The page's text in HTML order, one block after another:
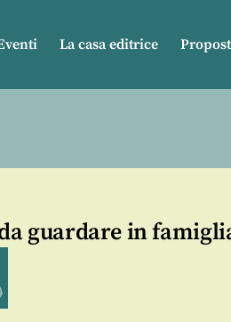
La casa editrice
guardare in